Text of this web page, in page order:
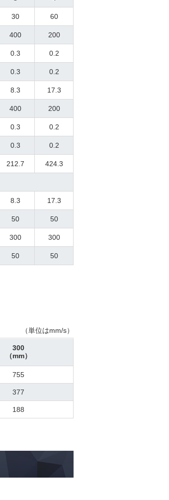
30 60
400 200
0.3 0.2
0.3 0.2
8.3 17.3
400 200
0.3 0.2
0.3 0.2
212.7 424.3
8.3 17.3
50 50
300 300
50 50
（単位はmm/s）
300
（mm）
755
377
188